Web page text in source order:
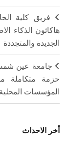
فريق كلية
هاكاثون الذكاء
الجديدة والمتجددة
جامعة عين
حزمة متكاملة
المؤسسات المحلية
أخر الاحداث